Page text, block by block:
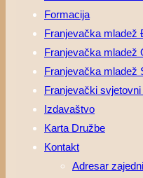
Formacija
Franjevačka mladež
Franjevačka mladež
Franjevačka mladež
Franjevački
Izdavaštvo
Karta Družbe
Kontakt
Adresar